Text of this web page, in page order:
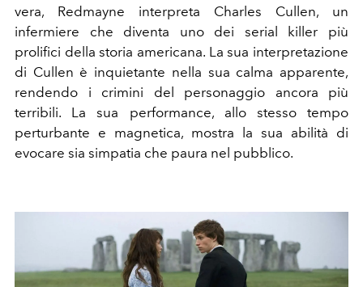
vera, Redmayne interpreta Charles Cullen, un
infermiere che diventa uno dei serial killer più
prolifici della storia americana. La sua interpretazione
di Cullen è inquietante nella sua calma apparente,
rendendo i crimini del personaggio ancora più
terribili. La sua performance, allo stesso tempo
perturbante e magnetica, mostra la sua abilità di
evocare sia simpatia che paura nel pubblico.